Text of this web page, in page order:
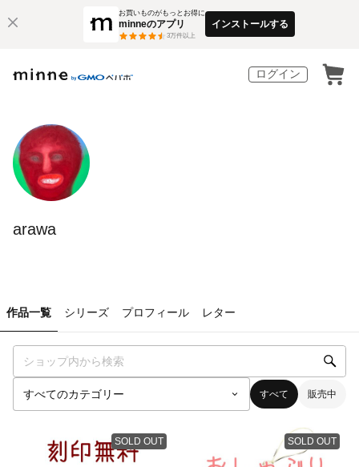
お買いものがもっとお得に
minneのアプリ
3万件以上
インストールする
ログイン
arawa
作品一覧 シリーズ プロフィール レター
すべて 販売中
SOLD OUT SOLD OUT